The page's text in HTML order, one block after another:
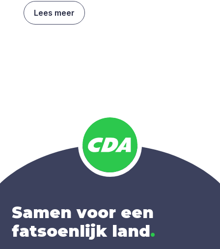
Lees meer
Samen voor een
fatsoenlijk land.